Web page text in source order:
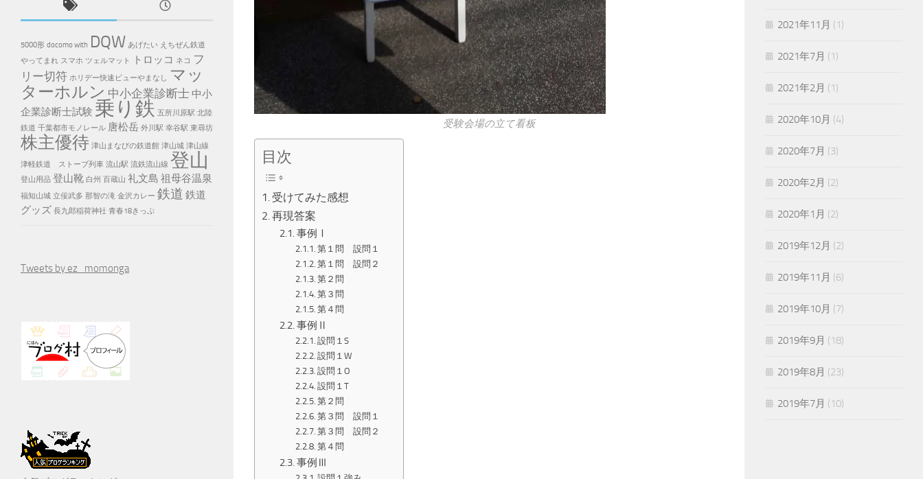
受験会場の立て看板
目次
受けてみた感想
再現答案
事例Ⅰ
第１問 設問１
第１問 設問２
第２問
第３問
第４問
事例Ⅱ
設問１S
設問１W
設問１O
設問１T
第２問
第３問 設問１
第３問 設問２
第４問
事例Ⅲ
5000形 docomo with DQW あげたい えちぜん鉄道
やってまれ スマホ ツェルマット トロッコ ネコ フ
リー切符 ホリデー快速ビューやまなし マッ
ターホルン 中小企業診断士 中小
企業診断士試験 乗り鉄 五所川原駅 北陸
鉄道 千葉都市モノレール 唐松岳 外川駅 幸谷駅 東尋坊
株主優待 津山まなびの鉄道館 津山城 津山線
津軽鉄道 ストーブ列車 流山駅 流鉄流山線 登山
登山用品 登山靴 白州 百蔵山 礼文島 祖母谷温泉
福知山城 立佞武多 那智の滝 金沢カレー 鉄道 鉄道
グッズ 長九郎稲荷神社 青春18きっぷ
Tweets by ez_momonga
2021年11月 (1)
2021年7月 (1)
2021年2月 (1)
2020年10月 (4)
2020年7月 (3)
2020年2月 (2)
2020年1月 (2)
2019年12月 (2)
2019年11月 (6)
2019年10月 (7)
2019年9月 (18)
2019年8月 (23)
2019年7月 (10)